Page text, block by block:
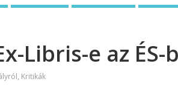
Libris-e az ÉS-
, Kritikák